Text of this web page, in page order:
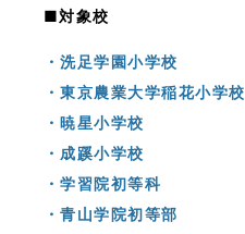
■対象校
・洗足学園小学校
・東京農業大学稲花小学校
・暁星小学校
・成蹊小学校
・学習院初等科
・青山学院初等部